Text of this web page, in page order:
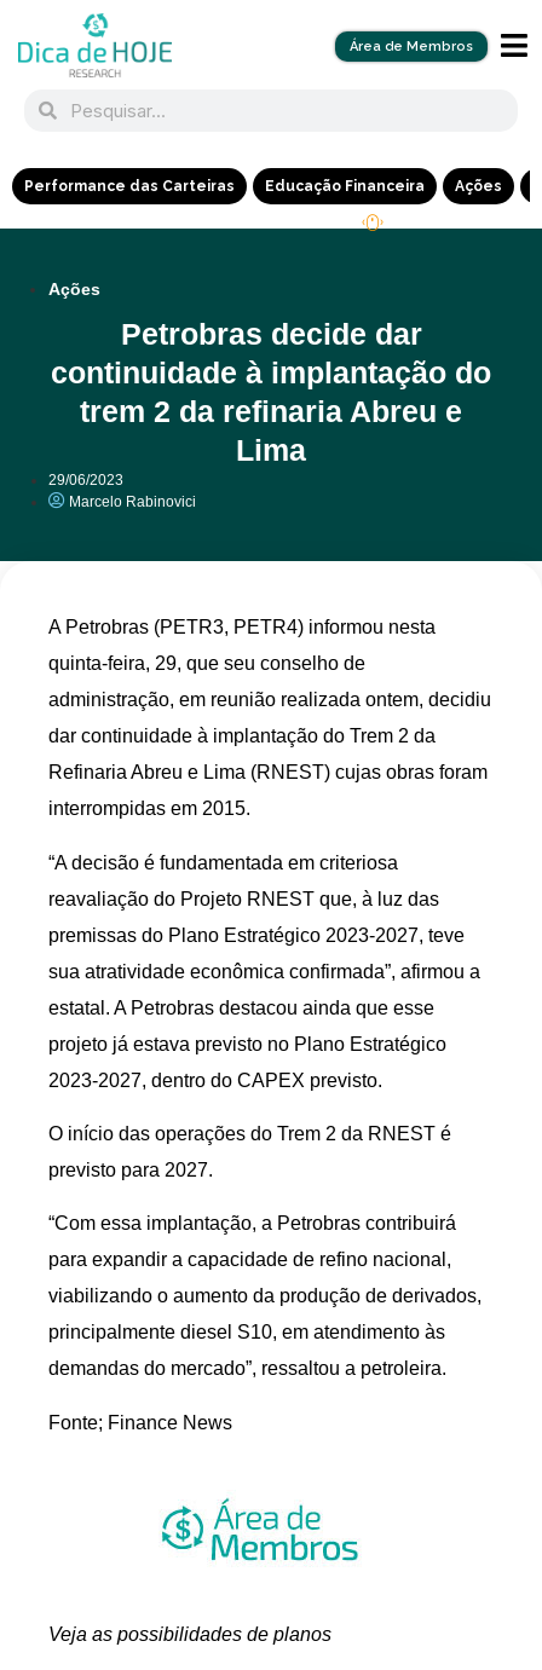
Área de Membros
Performance das Carteiras Educação Financeira Ações
Ações
Petrobras decide dar
continuidade à implantação do
trem 2 da refinaria Abreu e
Lima
29/06/2023
Marcelo Rabinovici
A Petrobras (PETR3, PETR4) informou nesta
quinta-feira, 29, que seu conselho de
administração, em reunião realizada ontem, decidiu
dar continuidade à implantação do Trem 2 da
Refinaria Abreu e Lima (RNEST) cujas obras foram
interrompidas em 2015.
“A decisão é fundamentada em criteriosa
reavaliação do Projeto RNEST que, à luz das
premissas do Plano Estratégico 2023-2027, teve
sua atratividade econômica confirmada”, afirmou a
estatal. A Petrobras destacou ainda que esse
projeto já estava previsto no Plano Estratégico
2023-2027, dentro do CAPEX previsto.
O início das operações do Trem 2 da RNEST é
previsto para 2027.
“Com essa implantação, a Petrobras contribuirá
para expandir a capacidade de refino nacional,
viabilizando o aumento da produção de derivados,
principalmente diesel S10, em atendimento às
demandas do mercado”, ressaltou a petroleira.
Fonte; Finance News
Veja as possibilidades de planos